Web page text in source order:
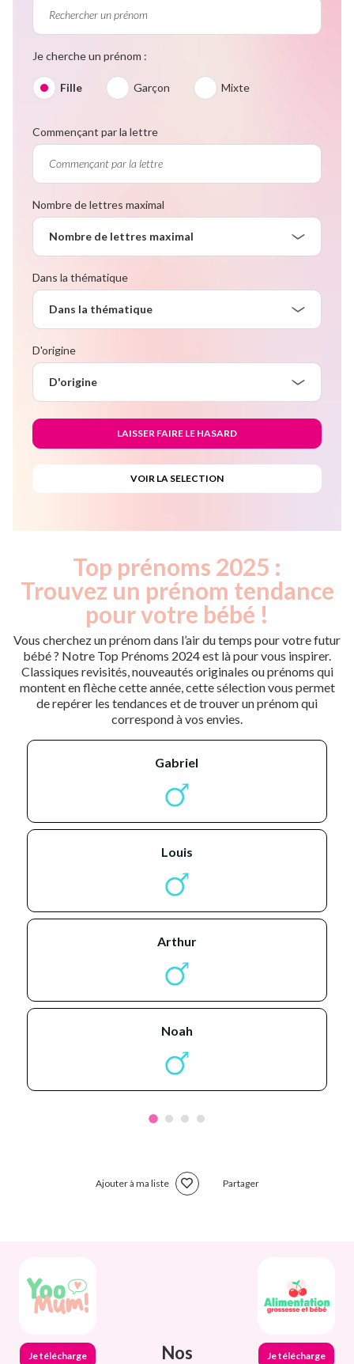
Je cherche un prénom :
Fille Garçon Mixte
Commençant par la lettre
Nombre de lettres maximal
Nombre de lettres maximal
Dans la thématique
Dans la thématique
D'origine
D'origine
Top prénoms 2025 :
Trouvez un prénom tendance
pour votre bébé !
Vous cherchez un prénom dans l’air du temps pour votre futur
bébé ? Notre Top Prénoms 2024 est là pour vous inspirer.
Classiques revisités, nouveautés originales ou prénoms qui
montent en flèche cette année, cette sélection vous permet
de repérer les tendances et de trouver un prénom qui
correspond à vos envies.
gabriel
louis
arthur
noah
Ajouter à ma liste Partager
Je télécharge
Nos
Je télécharge